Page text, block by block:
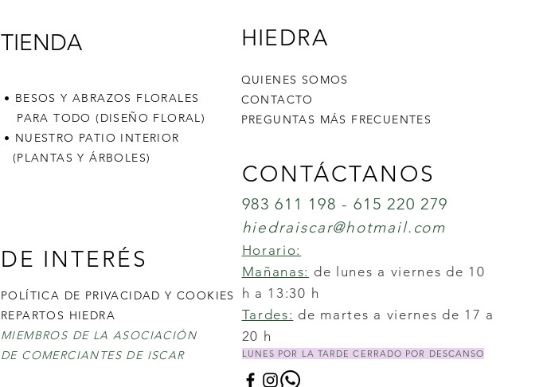
TIENDA
• BESOS Y ABRAZOS FLORALES
PARA TODO (DISEÑO FLORAL)
• NUESTRO PATIO INTERIOR
(PLANTAS Y ÁRBOLES)
DE INTERÉS
POLÍTICA DE PRIVACIDAD Y COOKIES
REPARTOS HIEDRA
MIEMBROS DE LA ASOCIACIÓN
DE COMERCIANTES DE ISCAR
HIEDRA
QUIENES SOMOS
CONTACTO
PREGUNTAS MÁS FRECUENTES
CONTÁCTANOS
983 611 198 - 615 220 279
hiedraiscar@hotmail.com
Horario:
Mañanas: de lunes a viernes de 10
h a 13:30 h
Tardes: de martes a viernes de 17 a
20 h
LUNES POR LA TARDE CERRADO POR DESCANSO